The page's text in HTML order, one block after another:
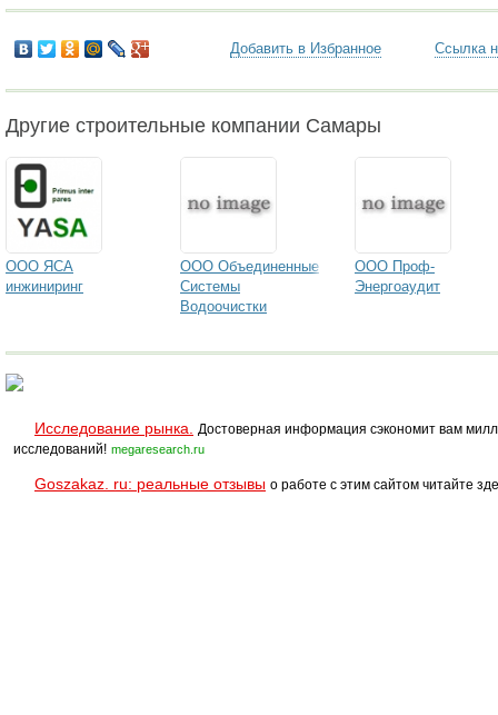
Добавить в Избранное Ссылка
Другие строительные компании Самары
ООО ЯСА
инжиниринг
ООО Объединенные
Системы
Водоочистки
ООО Проф-
Энергоаудит
Исследование рынка.
Достоверная информация сэкономит вам
исследований! megaresearch.ru
Goszakaz. ru: реальные отзывы о работе с этим сайтом читайте